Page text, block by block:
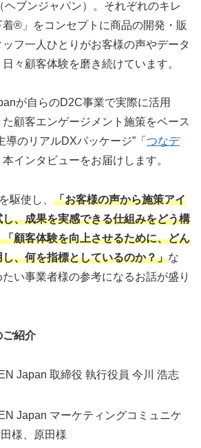
ヘブンジャパン）。それぞれのキレ
®」をコンセプトに商品の開発・販
フ一人ひとりがお客様の声やデータ
々顧客体験を磨き続けています。
が自らのD2C事業で実際に活用
顧客エンゲージメント施策をベース
導のリアルDXパッケージ”「 つなデ
インタビューをお届けします。
駆使し、 「お客様の声から施策アイ
、成果を実感できる仕組みをどう構
顧客体験を向上させるために、どん
、何を指標としているのか？」な
い事業者様の参考になるお話が盛り
紹介
Japan 取締役 執行役員 今川 浩志
Japan マーケティングコミュニケ
様、原田様